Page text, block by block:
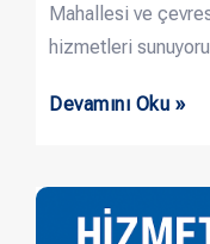
Mahallesi ve
hizmetleri
Devamını Oku »